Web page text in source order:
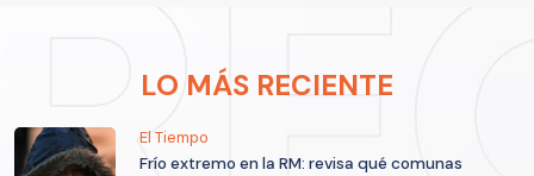
LO MÁS RECIENTE
El Tiempo
Frío extremo en la RM: revisa qué comunas